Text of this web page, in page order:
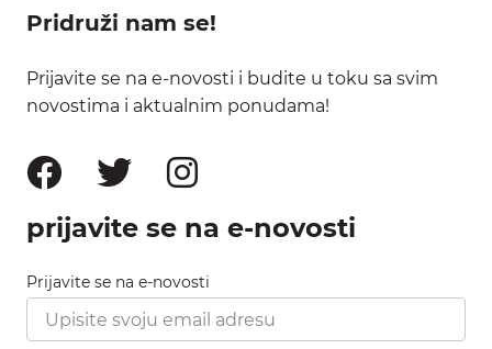
Pridruži nam se!
Prijavite se na e-novosti i budite u toku sa svim
novostima i aktualnim ponudama!
prijavite se na e-novosti
Prijavite se na e-novosti